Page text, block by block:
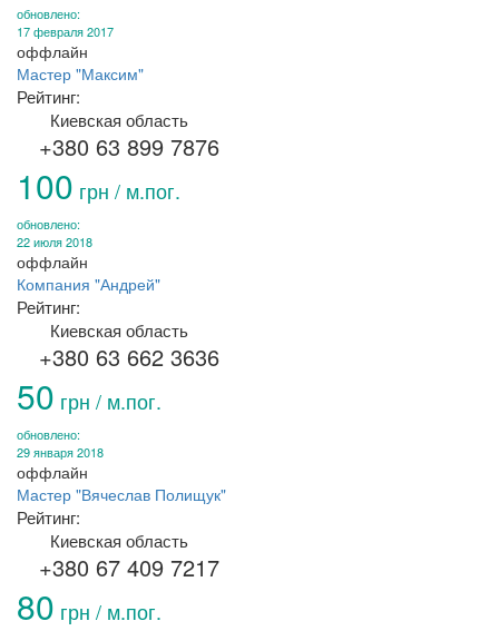
обновлено:
17 февраля 2017
оффлайн
Мастер "Максим"
Рейтинг:
Киевская область
+380 63 899 7876
100 грн / м.пог.
обновлено:
22 июля 2018
оффлайн
Компания "Андрей"
Рейтинг:
Киевская область
+380 63 662 3636
50 грн / м.пог.
обновлено:
29 января 2018
оффлайн
Мастер "Вячеслав Полищук"
Рейтинг:
Киевская область
+380 67 409 7217
80 грн / м.пог.